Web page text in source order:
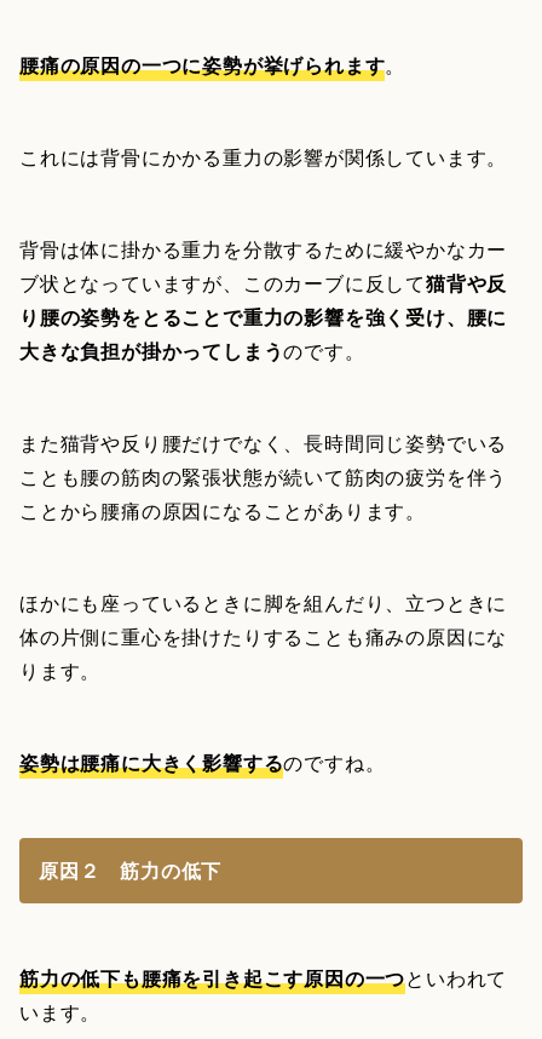
腰痛の原因の一つに姿勢が挙げられます。
これには背骨にかかる重力の影響が関係しています。
背骨は体に掛かる重力を分散するために緩やかなカー
ブ状となっていますが、このカーブに反して猫背や反
り腰の姿勢をとることで重力の影響を強く受け、腰に
大きな負担が掛かってしまうのです。
また猫背や反り腰だけでなく、長時間同じ姿勢でいる
ことも腰の筋肉の緊張状態が続いて筋肉の疲労を伴う
ことから腰痛の原因になることがあります。
ほかにも座っているときに脚を組んだり、立つときに
体の片側に重心を掛けたりすることも痛みの原因にな
ります。
姿勢は腰痛に大きく影響するのですね。
原因２ 筋力の低下
筋力の低下も腰痛を引き起こす原因の一つといわれて
います。